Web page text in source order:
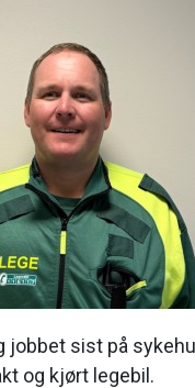
jobbet sist på
og kjørt legebil.